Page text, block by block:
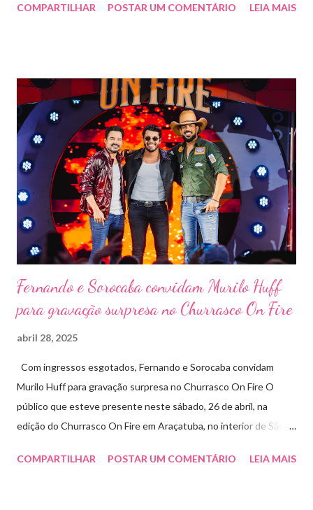
outras atrações. Esta edição da festa, que ocupa lugar de
requisitados pelos organizadores de eventos em todo o país.
Pela segunda vez, a organização do evento está a cargo da
Marini Eventos — empresa com ampla experiência na promoção
de grandes festivais pelo Brasil, como a retomada da FAPIL
(Feira Agropecuária e Industrial de Leme) no ano passado. O
Pontal Rodeo Music reforça mais uma vez seu compromisso
social: os ingressos poderão ser trocados por 1 kg de alimento
não perecível. Toda a arr...
COMPARTILHAR POSTAR UM COMENTÁRIO LEIA MAIS
Fernando e Sorocaba convidam Murilo Huff
para gravação surpresa no Churrasco On Fire
abril 28, 2025
Com ingressos esgotados, Fernando e Sorocaba convidam
Murilo Huff para gravação surpresa no Churrasco On Fire O
público que esteve presente neste sábado, 26 de abril, na
edição do Churrasco On Fire em Araçatuba, no interior de São
Huff subiu ao palco de surpresa para gravar duas faixas ao lado
COMPARTILHAR POSTAR UM COMENTÁRIO LEIA MAIS